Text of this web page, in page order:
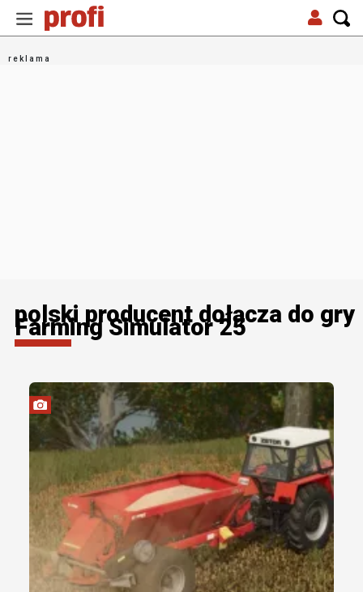
polski producent dołącza do gry
Farming Simulator 25